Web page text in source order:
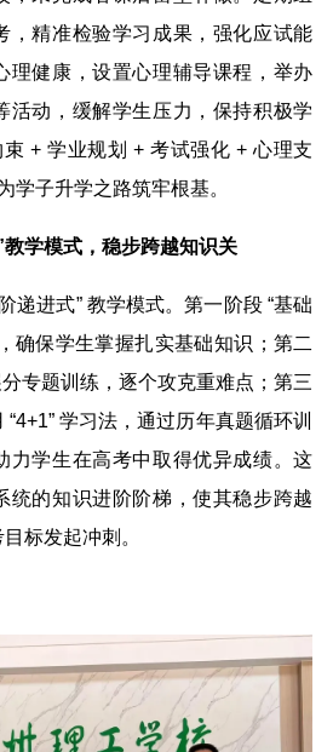
，精准检验学习成果，强化应试能
理健康，设置心理辅导课程，举办
活动，缓解学生压力，保持积极学
+ 学业规划 + 考试强化 + 心理支
学子升学之路筑牢根基。
学模式，稳步跨越知识关
递进式” 教学模式。第一阶段 “基础
确保学生掌握扎实基础知识；第二
分专题训练，逐个攻克重难点；第三
“4+1” 学习法，通过历年真题循环训
力学生在高考中取得优异成绩。这
统的知识进阶阶梯，使其稳步跨越
标发起冲刺。